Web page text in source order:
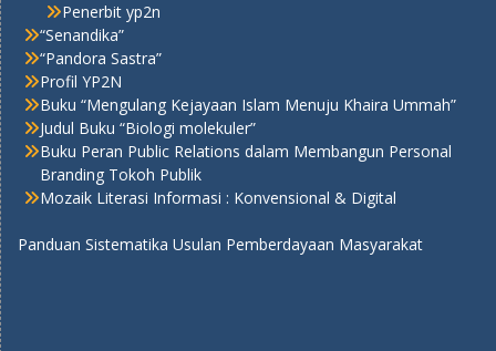
Penerbit yp2n
“Senandika”
“Pandora Sastra”
Profil YP2N
Buku “Mengulang Kejayaan Islam Menuju Khaira Ummah”
Judul Buku “Biologi molekuler”
Buku Peran Public Relations dalam Membangun Personal
Branding Tokoh Publik
Mozaik Literasi Informasi : Konvensional & Digital
Panduan Sistematika Usulan Pemberdayaan Masyarakat